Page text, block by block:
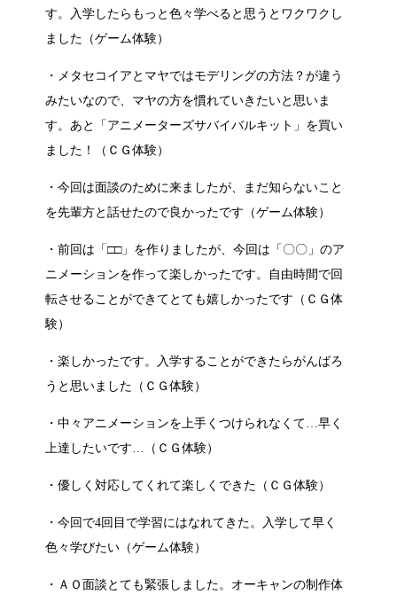
す。入学したらもっと色々学べると思うとワクワクし
ました（ゲーム体験）
・メタセコイアとマヤではモデリングの方法？が違う
みたいなので、マヤの方を慣れていきたいと思いま
す。あと「アニメーターズサバイバルキット」を買い
ました！（ＣＧ体験）
・今回は面談のために来ましたが、まだ知らないこと
を先輩方と話せたので良かったです（ゲーム体験）
・前回は「□□」を作りましたが、今回は「〇〇」のア
ニメーションを作って楽しかったです。自由時間で回
転させることができてとても嬉しかったです（ＣＧ体
験）
・楽しかったです。入学することができたらがんばろ
うと思いました（ＣＧ体験）
・中々アニメーションを上手くつけられなくて…早く
上達したいです…（ＣＧ体験）
・優しく対応してくれて楽しくできた（ＣＧ体験）
・今回で4回目で学習にはなれてきた。入学して早く
色々学びたい（ゲーム体験）
・ＡＯ面談とても緊張しました。オーキャンの制作体